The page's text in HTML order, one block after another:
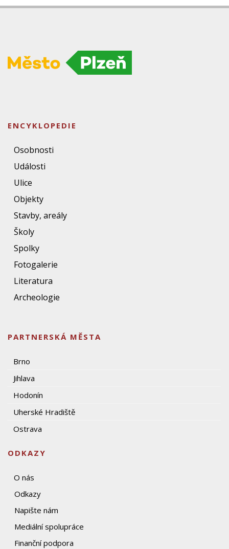
ENCYKLOPEDIE
Osobnosti
Události
Ulice
Objekty
Stavby, areály
Školy
Spolky
Fotogalerie
Literatura
Archeologie
PARTNERSKÁ MĚSTA
Brno
Jihlava
Hodonín
Uherské Hradiště
Ostrava
ODKAZY
O nás
Odkazy
Napište nám
Mediální spolupráce
Finanční podpora